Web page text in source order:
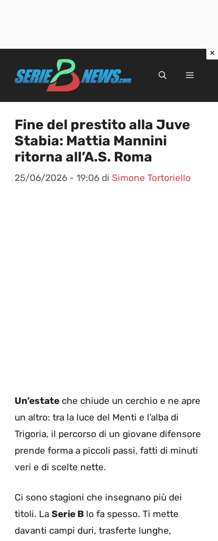
Menu
Fine del prestito alla Juve
Stabia: Mattia Mannini
ritorna all’A.S. Roma
25/06/2026 - 19:06 di Simone Tortoriello
Un’estate che chiude un cerchio e ne apre
un altro: tra la luce del Menti e l’alba di
Trigoria, il percorso di un giovane difensore
prende forma a piccoli passi, fatti di minuti
veri e di scelte nette.
Ci sono stagioni che insegnano più dei
titoli. La Serie B lo fa spesso. Ti mette
davanti campi duri, trasferte lunghe,